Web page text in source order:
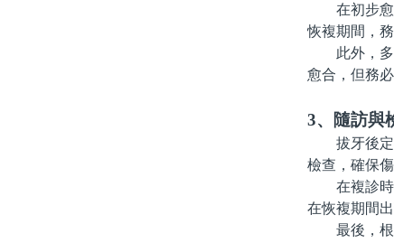
在初步愈合
恢複期間，
此外，多喝
愈合，但務
3、隨訪與
拔牙後定期
檢查，確保
在複診時，
在恢複期間
最後，根據